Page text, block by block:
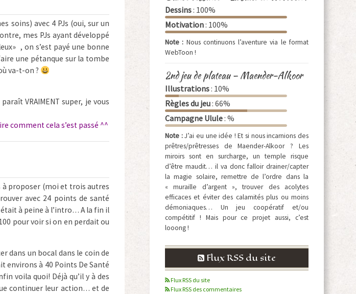
soins) avec 4 PJs (oui, sur un
mes PJs ayant développé
, on s’est payé une bonne
une pétanque sur la tombe
va-t-on ?
VRAIMENT super, je vous
comment cela s’est passé ^^
à proposer (moi et trois autres
avec 24 points de santé
était à peine à l’intro… A la fin il
pour voir si on en perdait ou
dans un bocal dans le coin de
environs à 40 Points De Santé
voila quoi! Déjà qu’il y à des
continuer leur action… et de
Dessins: 100%
Motivation: 100%
Note : Nous continuons l’aventure via le format
WebToon !
2nd jeu de plateau – Maender-Alkoor
Illustrations: 10%
Règles du jeu: 66%
Campagne Ulule: %
Note :J’ai eu une idée ! Et si nous incarnions des
prêtres/prêtresses de Maender-Alkoor ? Les
miroirs sont en surcharge, un temple risque
d’être maudit… il va donc falloir drainer/capter
la magie solaire, remettre de l’ordre dans la
« muraille d’argent », trouver des acolytes
efficaces et éviter des calamités plus ou moins
démoniaques… Un jeu coopératif et/ou
compétitif ! Mais pour ce projet aussi, c’est
looong !
Flux RSS du site
Flux RSS du site
Flux RSS des commentaires